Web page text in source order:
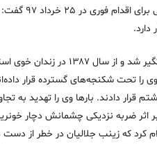
سازمان
را تحت شکنجه‌های گسترده قرار
دادند. بارها وی را تهدید به
اثر ضربه نزدیکی چشمانش دچار
۱۳۹۳ اعلام کرد که زینب جلالیان در